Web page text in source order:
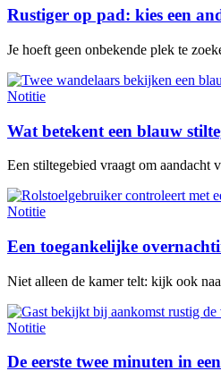
Rustiger op pad: kies een
Je hoeft geen onbekende plek te
Notitie
Wat betekent een blauw
Een stiltegebied vraagt om aandacht
Notitie
Een toegankelijke
Niet alleen de kamer telt: kijk ook
Notitie
De eerste twee minuten in